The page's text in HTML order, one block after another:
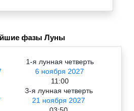
фазы Луны
1-я лунная четверть
6 ноября 2027
11:00
3-я лунная четверть
21 ноября 2027